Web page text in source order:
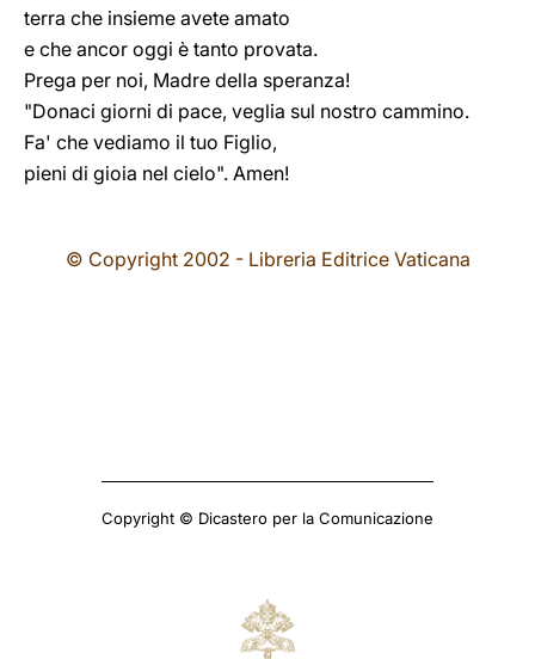
terra che insieme avete amato
e che ancor oggi è tanto provata.
Prega per noi, Madre della speranza!
"Donaci giorni di pace, veglia sul nostro cammino.
Fa' che vediamo il tuo Figlio,
pieni di gioia nel cielo". Amen!
© Copyright 2002 - Libreria Editrice Vaticana
Copyright © Dicastero per la Comunicazione